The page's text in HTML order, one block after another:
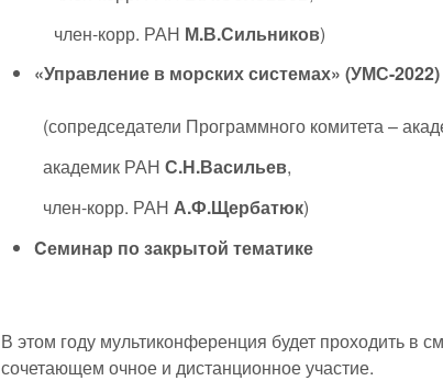
член-корр. РАН М.В.Сильников)
«Управление в морских системах» (УМС-2022)
(сопредседатели Программного комитета –
академик РАН С.Н.Васильев,
член-корр. РАН А.Ф.Щербатюк)
Cеминар по закрытой тематике
В этом году мультиконференция будет проходить в
сочетающем очное и дистанционное участие.